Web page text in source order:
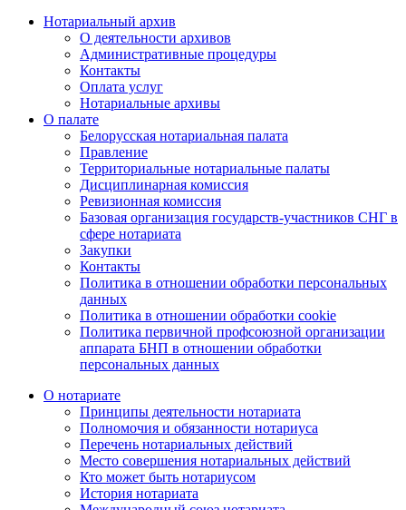
Нотариальный архив
О деятельности архивов
Административные процедуры
Контакты
Оплата услуг
Нотариальные архивы
О палате
Белорусская нотариальная палата
Правление
Территориальные нотариальные палаты
Дисциплинарная комиссия
Ревизионная комиссия
Базовая организация государств-участников СНГ в
сфере нотариата
Закупки
Контакты
Политика в отношении обработки персональных
данных
Политика в отношении обработки cookie
Политика первичной профсоюзной организации
аппарата БНП в отношении обработки
персональных данных
О нотариате
Принципы деятельности нотариата
Полномочия и обязанности нотариуса
Перечень нотариальных действий
Место совершения нотариальных действий
Кто может быть нотариусом
История нотариата